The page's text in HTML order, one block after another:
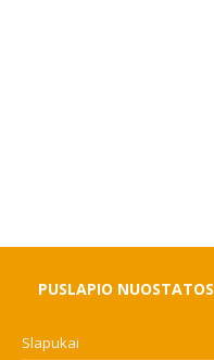
PUSLAPIO NUOSTATOS
Slapukai